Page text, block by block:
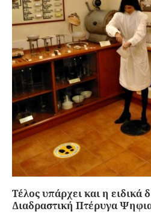
Τέλος υπάρχει και η ειδικά
Διαδραστική Πτέρυγα